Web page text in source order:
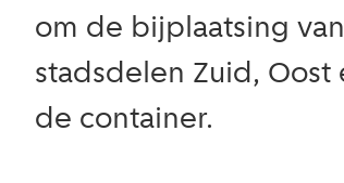
om de bijplaatsing
stadsdelen Zuid,
de container.